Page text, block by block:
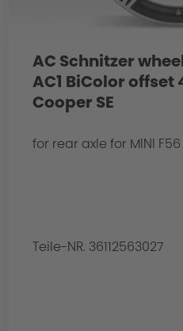
AC Schnitzer
AC1 BiColor offset
Cooper SE
for rear axle for MINI
Teile-NR. 36112563027